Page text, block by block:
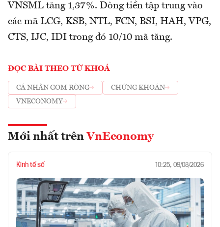
VNSML tăng 1,37%. Dòng tiền tập trung vào
các mã LCG, KSB, NTL, FCN, BSI, HAH, VPG,
CTS, IJC, IDI trong đó 10/10 mã tăng.
ĐỌC BÀI THEO TỪ KHOÁ
CÁ NHÂN GOM RÒNG
CHỨNG KHOÁN
VNECONOMY
Mới nhất trên VnEconomy
Kinh tế số 10:25, 09/08/2026